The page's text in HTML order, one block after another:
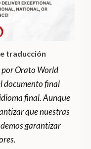
traducción
por Orato World
documento final
final. Aunque
que nuestras
garantizar